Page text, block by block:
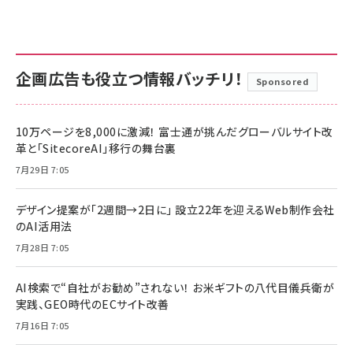
企画広告も役立つ情報バッチリ！ Sponsored
10万ページを8,000に激減！ 富士通が挑んだグローバルサイト改
革と「SitecoreAI」移行の舞台裏
7月29日 7:05
デザイン提案が「2週間→2日に」 設立22年を迎えるWeb制作会社
のAI活用法
7月28日 7:05
AI検索で“自社がお勧め”されない！ お米ギフトの八代目儀兵衛が
実践、GEO時代のECサイト改善
7月16日 7:05